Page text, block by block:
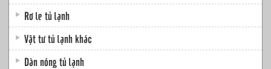
Rơ le tủ lạnh
Vật tư tủ lạnh khác
Dàn nóng tủ lạnh